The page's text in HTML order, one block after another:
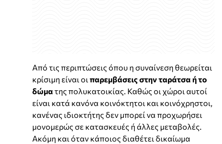
Από τις περιπτώσεις όπου η συναίνεση θεωρείται
κρίσιμη είναι οι παρεμβάσεις στην ταράτσα ή το
δώμα της πολυκατοικίας. Καθώς οι χώροι αυτοί
είναι κατά κανόνα κοινόκτητοι και κοινόχρηστοι,
κανένας ιδιοκτήτης δεν μπορεί να προχωρήσει
μονομερώς σε κατασκευές ή άλλες μεταβολές.
Ακόμη και όταν κάποιος διαθέτει δικαίωμα